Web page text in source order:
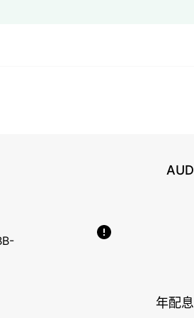
AUD
年配息